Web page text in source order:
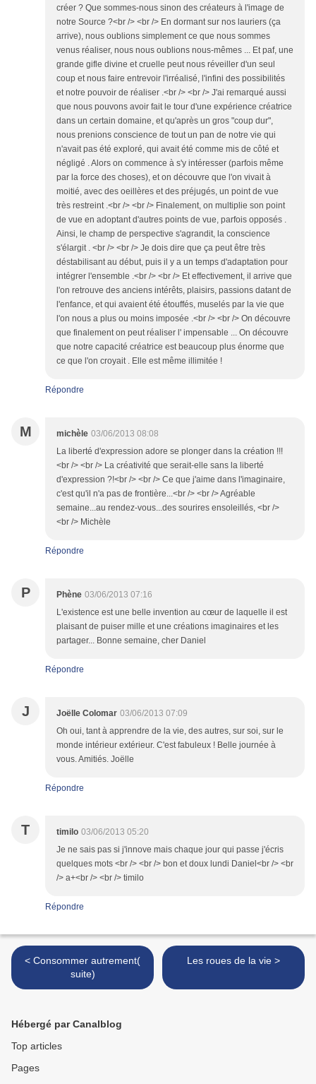
créer ? Que sommes-nous sinon des créateurs à l'image de
notre Source ?<br /> <br /> En dormant sur nos lauriers (ça
arrive), nous oublions simplement ce que nous sommes
venus réaliser, nous nous oublions nous-mêmes ... Et paf, une
grande gifle divine et cruelle peut nous réveiller d'un seul
coup et nous faire entrevoir l'irréalisé, l'infini des possibilités
et notre pouvoir de réaliser .<br /> <br /> J'ai remarqué aussi
que nous pouvons avoir fait le tour d'une expérience créatrice
dans un certain domaine, et qu'après un gros "coup dur",
nous prenions conscience de tout un pan de notre vie qui
n'avait pas été exploré, qui avait été comme mis de côté et
négligé . Alors on commence à s'y intéresser (parfois même
par la force des choses), et on découvre que l'on vivait à
moitié, avec des oeillères et des préjugés, un point de vue
très restreint .<br /> <br /> Finalement, on multiplie son point
de vue en adoptant d'autres points de vue, parfois opposés .
Ainsi, le champ de perspective s'agrandit, la conscience
s'élargit . <br /> <br /> Je dois dire que ça peut être très
déstabilisant au début, puis il y a un temps d'adaptation pour
intégrer l'ensemble .<br /> <br /> Et effectivement, il arrive que
l'on retrouve des anciens intérêts, plaisirs, passions datant de
l'enfance, et qui avaient été étouffés, muselés par la vie que
l'on nous a plus ou moins imposée .<br /> <br /> On découvre
que finalement on peut réaliser l' impensable ... On découvre
que notre capacité créatrice est beaucoup plus énorme que
ce que l'on croyait . Elle est même illimitée !
Répondre
M michèle 03/06/2013 08:08
La liberté d'expression adore se plonger dans la création !!!
<br /> <br /> La créativité que serait-elle sans la liberté
d'expression ?!<br /> <br /> Ce que j'aime dans l'imaginaire,
c'est qu'il n'a pas de frontière...<br /> <br /> Agréable
semaine...au rendez-vous...des sourires ensoleillés, <br />
<br /> Michèle
Répondre
P Phène 03/06/2013 07:16
L'existence est une belle invention au cœur de laquelle il est
plaisant de puiser mille et une créations imaginaires et les
partager... Bonne semaine, cher Daniel
Répondre
J Joëlle Colomar 03/06/2013 07:09
Oh oui, tant à apprendre de la vie, des autres, sur soi, sur le
monde intérieur extérieur. C'est fabuleux ! Belle journée à
vous. Amitiés. Joëlle
Répondre
T timilo 03/06/2013 05:20
Je ne sais pas si j'innove mais chaque jour qui passe j'écris
quelques mots <br /> <br /> bon et doux lundi Daniel<br /> <br
/> a+<br /> <br /> timilo
Répondre
< Consommer autrement(
suite)
Les roues de la vie >
Hébergé par Canalblog
Top articles
Pages